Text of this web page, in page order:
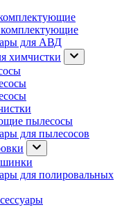
для АВД
химчистки
пылесосы
для пылесосов
для полировальных